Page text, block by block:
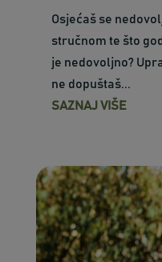
Osjećaš se
stručnom te što
je nedovoljno?
ne dopuštaš...
SAZNAJ VIŠE